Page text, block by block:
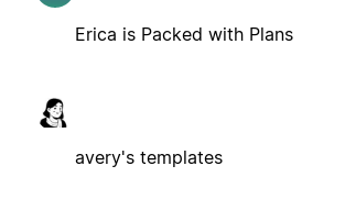
Erica is Packed with Plans
avery's templates